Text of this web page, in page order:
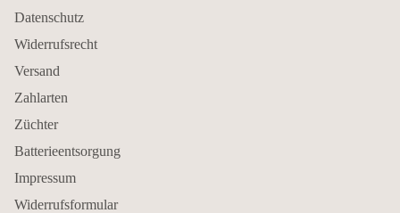
Datenschutz
Widerrufsrecht
Versand
Zahlarten
Züchter
Batterieentsorgung
Impressum
Widerrufsformular